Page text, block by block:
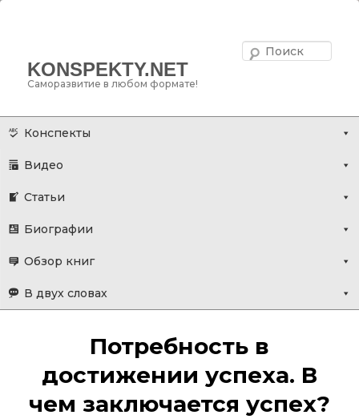
KONSPEKTY.NET
Саморазвитие в любом формате!
Главное меню
основному
Конспекты
Видео
Статьи
Биографии
Обзор книг
В двух словах
Потребность в
достижении успеха. В
чем заключается успех?